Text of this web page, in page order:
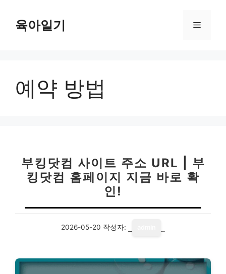
육아일기 메
예약 방법
부킹닷컴 사이트 주소 URL | 부
킹닷컴 홈페이지 지금 바로 확
인!
2026-05-20 작성자: